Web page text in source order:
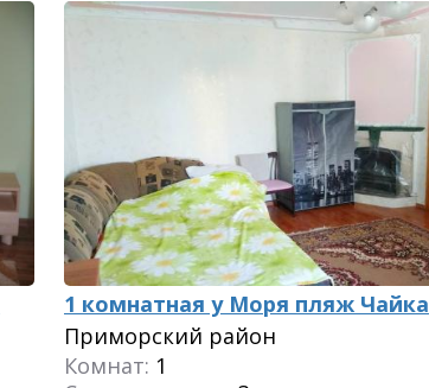
1 комнатная у Моря пляж Чайка
Приморский район
Комнат: 1